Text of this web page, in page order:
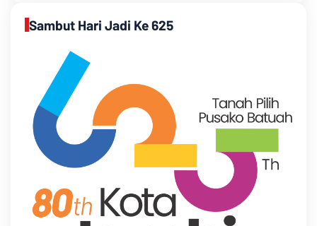
Sambut Hari Jadi Ke 625